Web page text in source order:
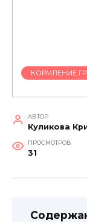
КОРМЛЕНИЕ
АВТОР
ПРОСМОТРОВ
31